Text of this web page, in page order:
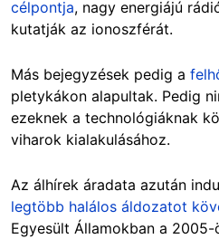
célpontja, nagy energiájú
kutatják az ionoszférát.
Más bejegyzések pedig a
pletykákon alapultak. Pedig
ezeknek a technológiáknak
viharok kialakulásához.
Az álhírek áradata azután
legtöbb halálos áldozatot
Egyesült Államokban a